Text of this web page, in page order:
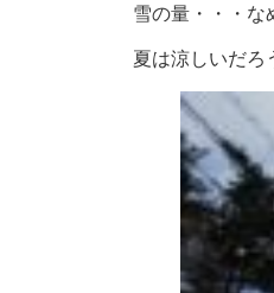
雪の量・・・
夏は涼しいだろ